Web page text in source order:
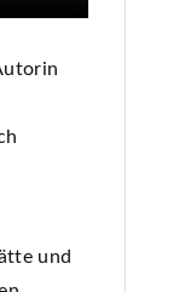
und